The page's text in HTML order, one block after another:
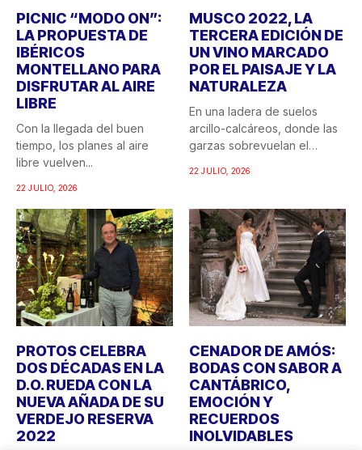
PICNIC “MODO ON”:
LA PROPUESTA DE
IBÉRICOS
MONTELLANO PARA
DISFRUTAR AL AIRE
LIBRE
Con la llegada del buen
tiempo, los planes al aire
libre vuelven...
22 JULIO, 2026
MUSCO 2022, LA
TERCERA EDICIÓN DE
UN VINO MARCADO
POR EL PAISAJE Y LA
NATURALEZA
En una ladera de suelos
arcillo-calcáreos, donde las
garzas sobrevuelan el
22 JULIO, 2026
PROTOS CELEBRA
DOS DÉCADAS EN LA
D.O. RUEDA CON LA
NUEVA AÑADA DE SU
VERDEJO RESERVA
2022
CENADOR DE AMÓS:
BODAS CON SABOR A
CANTÁBRICO,
EMOCIÓN Y
RECUERDOS
INOLVIDABLES